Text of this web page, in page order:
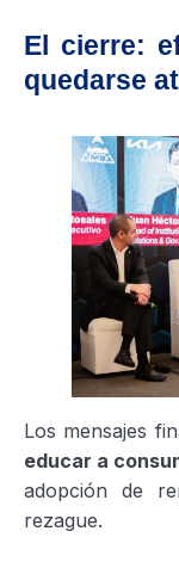
El cierre:
quedarse
Los mensajes
educar a
adopción de
rezague.